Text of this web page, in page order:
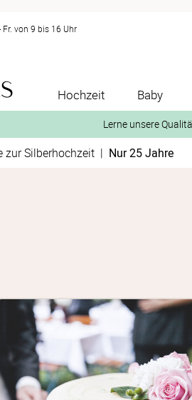
Fr. von 9 bis 16 Uhr
Hochzeit Baby
Lerne unsere
zur Silberhochzeit | Nur 25 Jahre